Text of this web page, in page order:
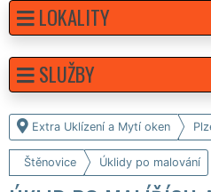
Extra Uklízení a Mytí oken
Štěnovice Úklidy po malování
LOKALITY
SLUŽBY